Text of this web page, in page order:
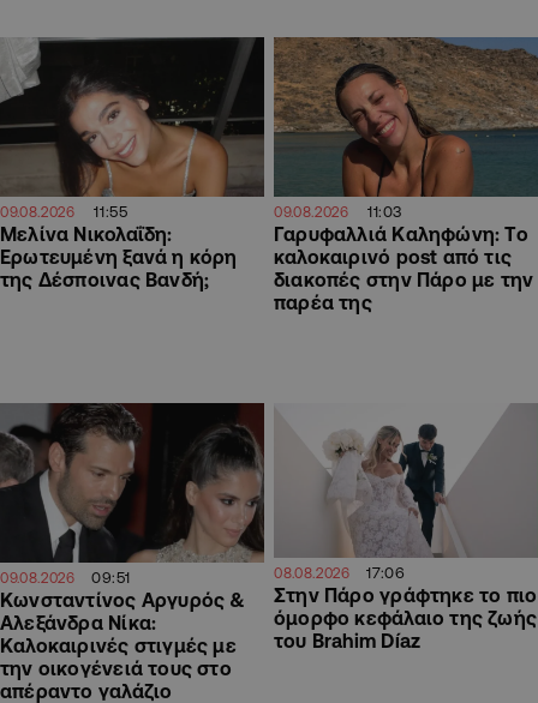
09.08.2026 11:55
Μελίνα Νικολαΐδη:
Ερωτευμένη ξανά η κόρη
της Δέσποινας Βανδή;
09.08.2026 11:03
Γαρυφαλλιά Καληφώνη: To
καλοκαιρινό post από τις
διακοπές στην Πάρο με την
παρέα της
09.08.2026 09:51
Κωνσταντίνος Αργυρός &
Αλεξάνδρα Νίκα:
Καλοκαιρινές στιγμές με
την οικογένειά τους στο
απέραντο γαλάζιο
08.08.2026 17:06
Στην Πάρο γράφτηκε το πιο
όμορφο κεφάλαιο της ζωής
του Brahim Díaz